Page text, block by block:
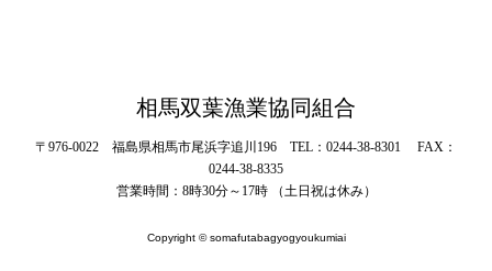
相馬双葉漁業協同組合
〒976-0022 福島県相馬市尾浜字追川196 TEL：0244-38-8301 FAX：
0244-38-8335
営業時間：8時30分～17時 （土日祝は休み）
Copyright © somafutabagyogyoukumiai